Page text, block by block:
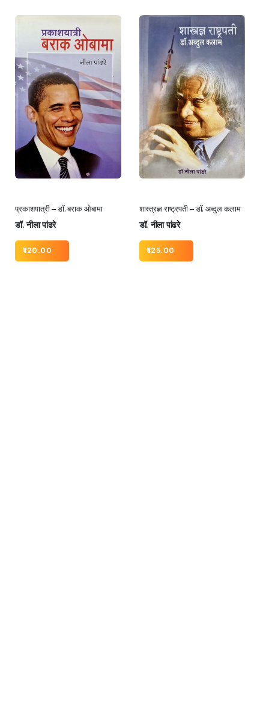
प्रकाशयात्री – डॉ. बराक ओबामा
डॉ. नीला पांढरे
120.00
शास्त्रज्ञ राष्ट्रपती – डॉ. अब्दुल कलाम
डॉ. नीला पांढरे
125.00